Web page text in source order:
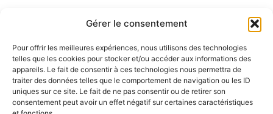
Gérer le consentement
Pour offrir les meilleures expériences, nous utilisons des technologies
telles que les cookies pour stocker et/ou accéder aux informations des
appareils. Le fait de consentir à ces technologies nous permettra de
traiter des données telles que le comportement de navigation ou les ID
uniques sur ce site. Le fait de ne pas consentir ou de retirer son
consentement peut avoir un effet négatif sur certaines caractéristiques